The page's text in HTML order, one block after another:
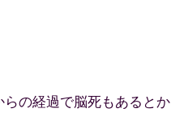
の経過で脳死もあるとか